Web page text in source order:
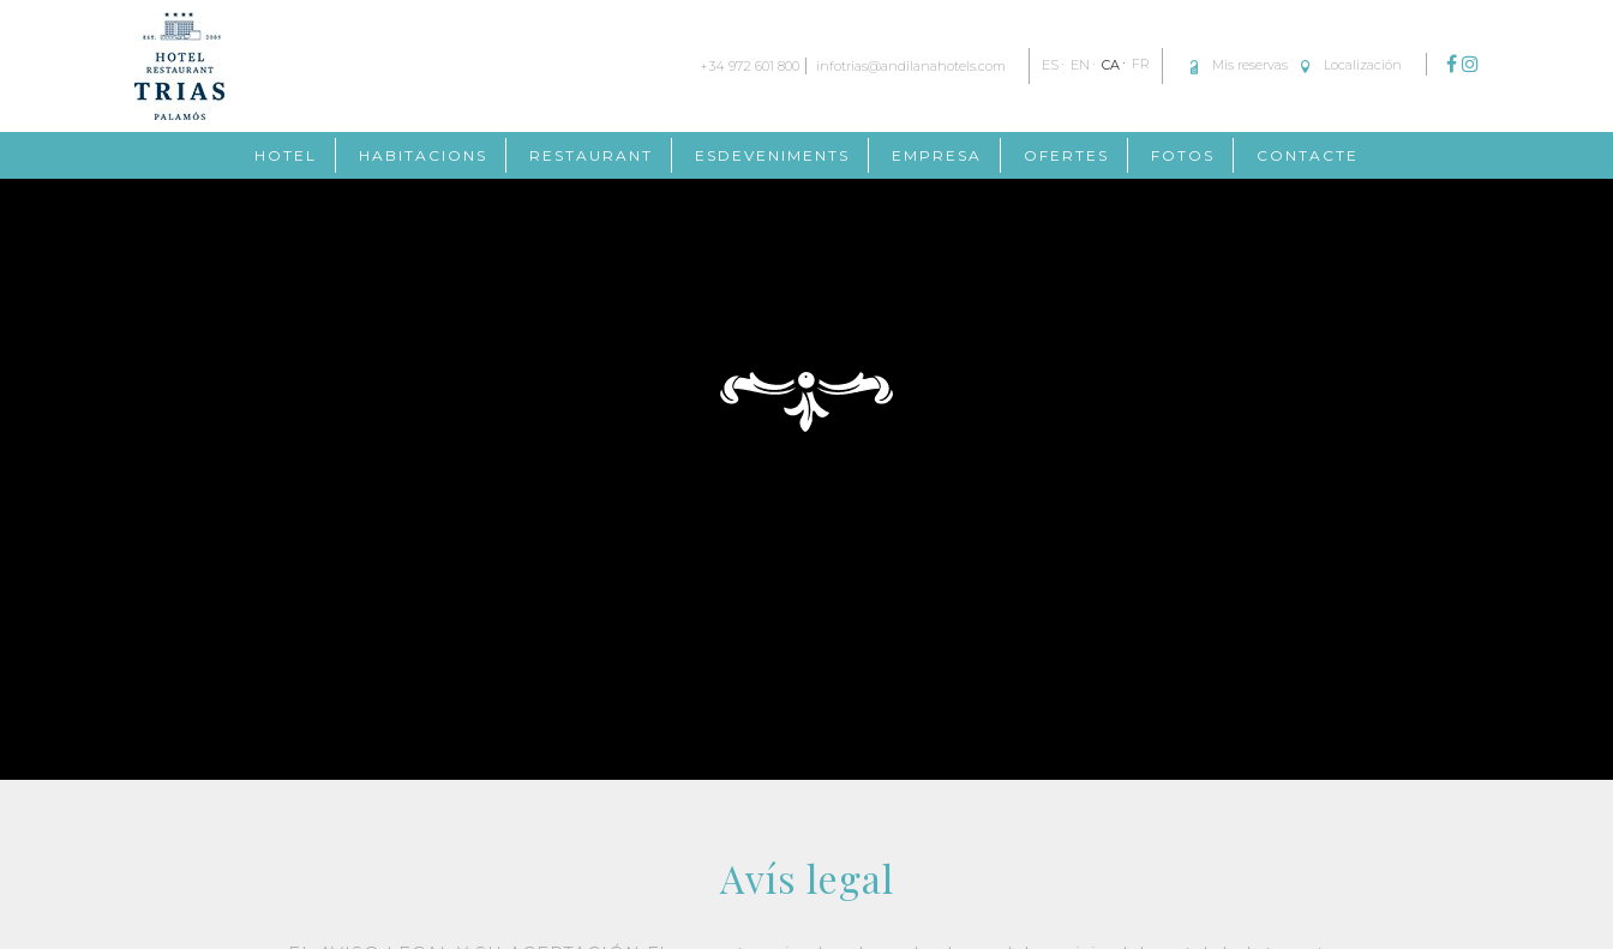
+34 972 601 800 infotrias@andilanahotels.com ES EN CA FR Mis reservas Localización
HOTEL HABITACIONS RESTAURANT ESDEVENIMENTS EMPRESA OFERTES FOTOS CONTACTE
Avís legal